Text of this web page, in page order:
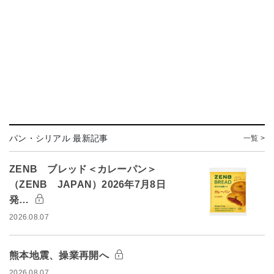
パン・シリアル 最新記事 一覧 >
ZENB ブレッド＜カレーパン＞
（ZENB JAPAN）2026年7月8日
発…
2026.08.07
熊本地震、操業再開へ